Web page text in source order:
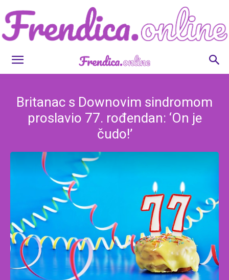
Frendica.online
Britanac s Downovim sindromom
proslavio 77. rođendan: ‘On je
čudo!’